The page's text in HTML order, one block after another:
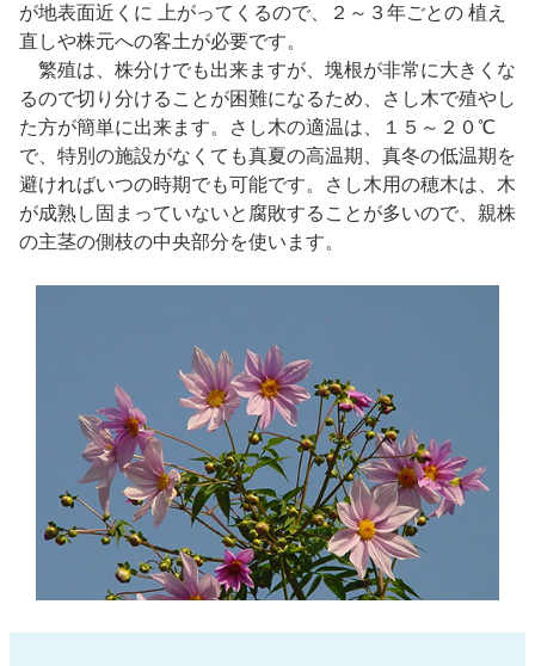
が地表面近くに 上がってくるので、２～３年ごとの 植え
直しや株元への客土が必要です。
繁殖は、株分けでも出来ますが、塊根が非常に大きくな
るので切り分けることが困難になるため、さし木で殖やし
た方が簡単に出来ます。さし木の適温は、１５～２０℃
で、特別の施設がなくても真夏の高温期、真冬の低温期を
避ければいつの時期でも可能です。さし木用の穂木は、木
が成熟し固まっていないと腐敗することが多いので、親株
の主茎の側枝の中央部分を使います。